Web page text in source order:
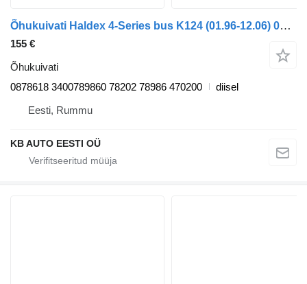
Õhukuivati Haldex 4-Series bus K124 (01.96-12.06) 0878618 tüübi jaoks bussi Scania 4-series bus (1995-2006)
155 €
Õhukuivati
0878618 3400789860 78202 78986 470200
diisel
Eesti, Rummu
KB AUTO EESTI OÜ